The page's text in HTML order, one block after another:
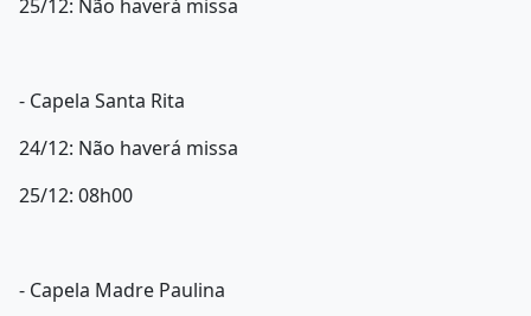
25/12: Não haverá missa
- Capela Santa Rita
24/12: Não haverá missa
25/12: 08h00
- Capela Madre Paulina